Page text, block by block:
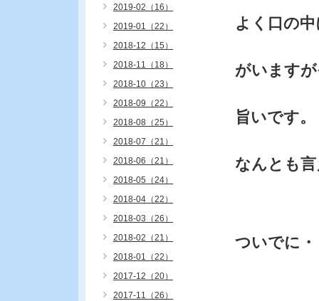
よく口の
がいます
旨いです。
なんとも
ついでに
2019-02（16）
2019-01（22）
2018-12（15）
2018-11（18）
2018-10（23）
2018-09（22）
2018-08（25）
2018-07（21）
2018-06（21）
2018-05（24）
2018-04（22）
2018-03（26）
2018-02（21）
2018-01（22）
2017-12（20）
2017-11（26）